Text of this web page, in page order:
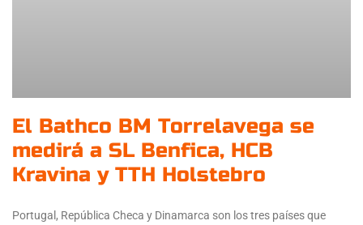
El Bathco BM Torrelavega se
medirá a SL Benfica, HCB
Kravina y TTH Holstebro
Portugal, República Checa y Dinamarca son los tres países que